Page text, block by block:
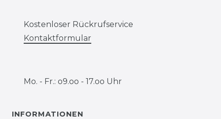
Kostenloser Rückrufservice
Kontaktformular
Mo. - Fr.: o9.oo - 17.oo Uhr
INFORMATIONEN